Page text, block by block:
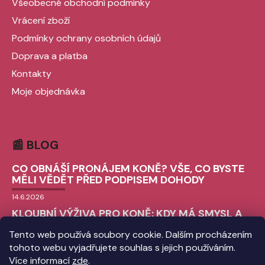
Tento web používá soubory cookie. Dalším procházením
tohoto webu vyjadřujete souhlas s jejich používáním.
Více informací zde.
Všeobecné obchodní podmínky
Vrácení zboží
Podmínky ochrany osobních údajů
Doprava a platba
Kontakty
Moje objednávka
📰 BLOG
CO OBNÁŠÍ PRONÁJEM KONĚ? VŠE, CO BYSTE
MĚLI VĚDĚT PŘED PODPISEM DOHODY
14.6.2026
KLOUBNÍ VÝŽIVA PRO KONĚ: KDY MÁ SMYSL A
9.6.2026
CHLADICÍ BOTY PRO KONĚ: VŠE, CO